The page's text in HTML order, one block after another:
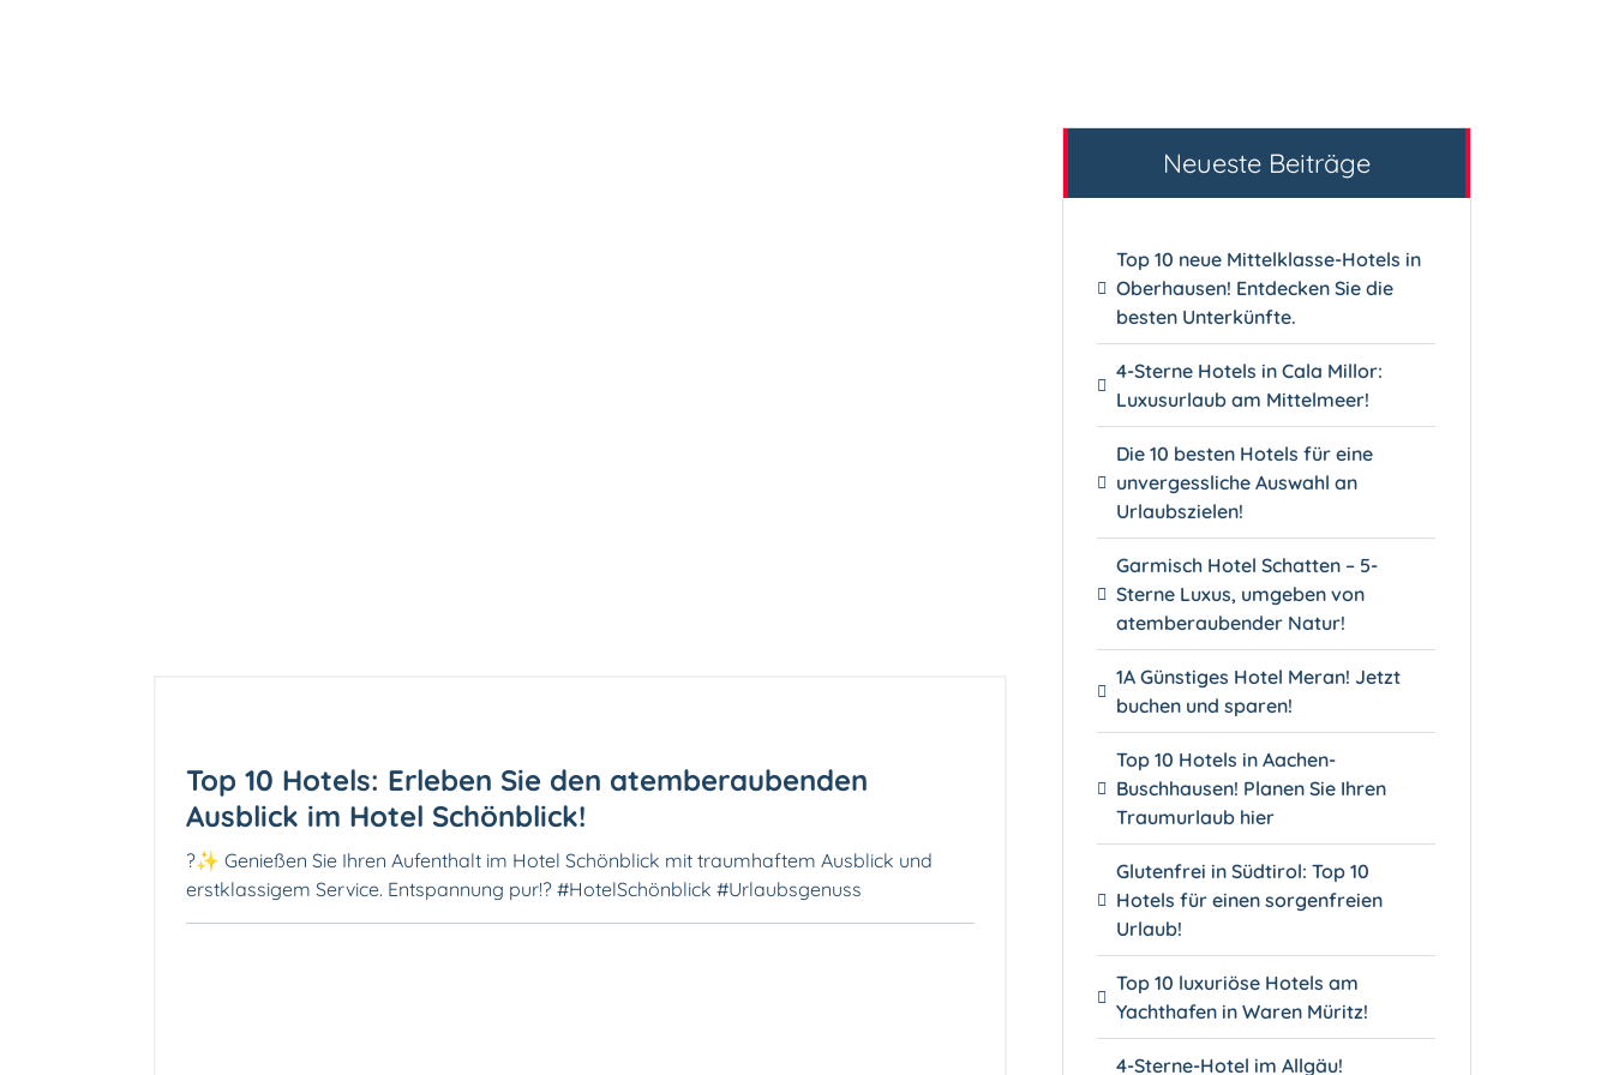
Top 10 Hotels: Erleben Sie den atemberaubenden
Ausblick im Hotel Schönblick!
?✨ Genießen Sie Ihren Aufenthalt im Hotel Schönblick mit traumhaftem Ausblick und
erstklassigem Service. Entspannung pur!? #HotelSchönblick #Urlaubsgenuss
Neueste Beiträge
Top 10 neue Mittelklasse-Hotels in
Oberhausen! Entdecken Sie die
besten Unterkünfte.
4-Sterne Hotels in Cala Millor:
Luxusurlaub am Mittelmeer!
Die 10 besten Hotels für eine
unvergessliche Auswahl an
Urlaubszielen!
Garmisch Hotel Schatten – 5-
Sterne Luxus, umgeben von
atemberaubender Natur!
1A Günstiges Hotel Meran! Jetzt
buchen und sparen!
Top 10 Hotels in Aachen-
Buschhausen! Planen Sie Ihren
Traumurlaub hier
Glutenfrei in Südtirol: Top 10
Hotels für einen sorgenfreien
Urlaub!
Top 10 luxuriöse Hotels am
Yachthafen in Waren Müritz!
4-Sterne-Hotel im Allgäu!